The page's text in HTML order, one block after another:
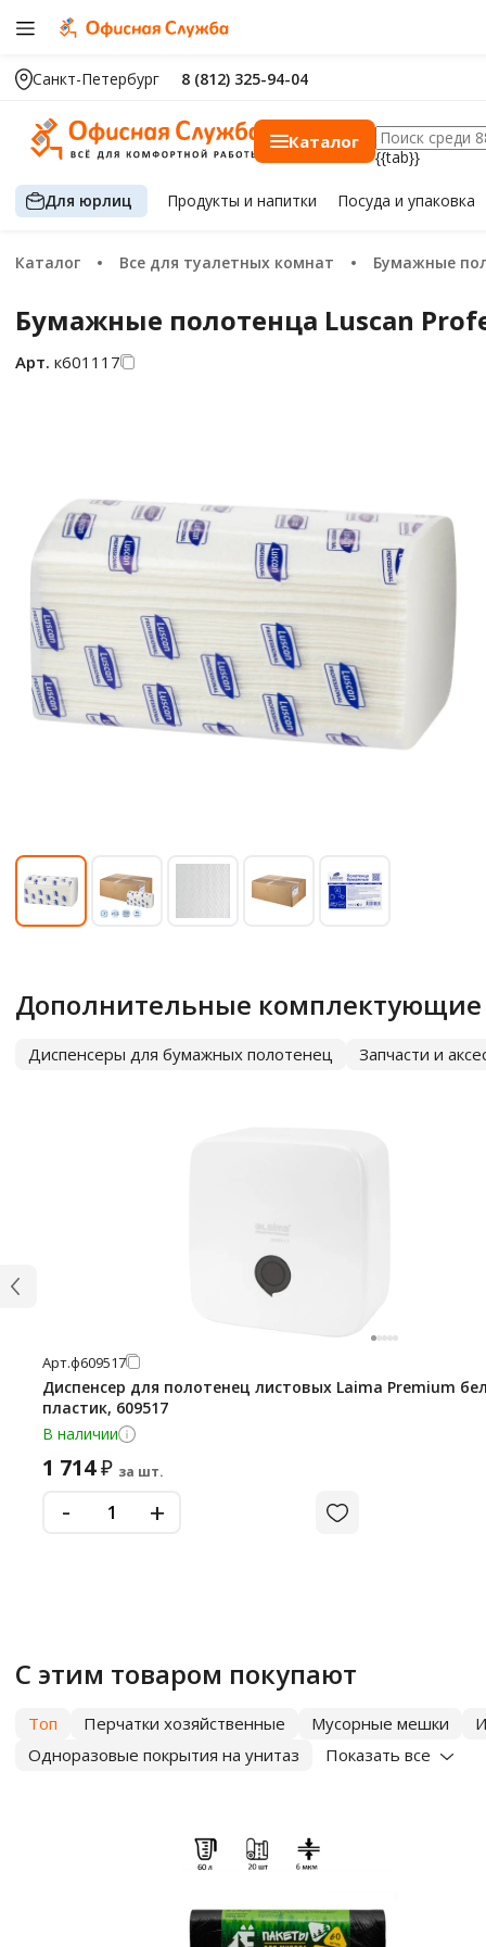
Санкт-Петербург 8 (812) 325-94-04
Каталог
{{tab}}
Для юрлиц Продуктыи напитки Посуда и упаковка
Каталог Все для туалетных комнат Бумажные
Бумажные полотенца Luscan
Арт. к601117
Дополнительные комплектующие
Диспенсеры для бумажных полотенец Запчасти и
Арт.ф609517
Диспенсер для полотенец листовых Laima Premium
пластик, 609517
В наличии
1 714₽ за шт.
- +
С этим товаром покупают
Топ Перчатки хозяйственные Мусорные мешки
Одноразовые покрытия на унитаз
Показать все